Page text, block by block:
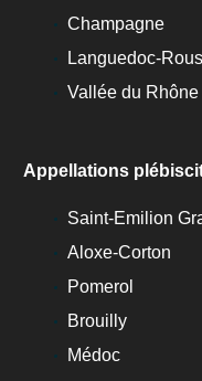
Champagne
Languedoc-
Vallée du Rhône
Appellations
Saint-Emilion
Aloxe-Corton
Pomerol
Brouilly
Médoc